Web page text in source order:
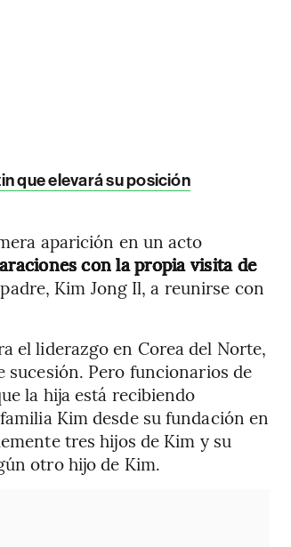
que elevará su posición
aparición en un acto
con la propia visita de
Kim Jong Il, a reunirse con
el liderazgo en Corea del Norte,
sucesión. Pero funcionarios de
la hija está recibiendo
Kim desde su fundación en
tres hijos de Kim y su
otro hijo de Kim.